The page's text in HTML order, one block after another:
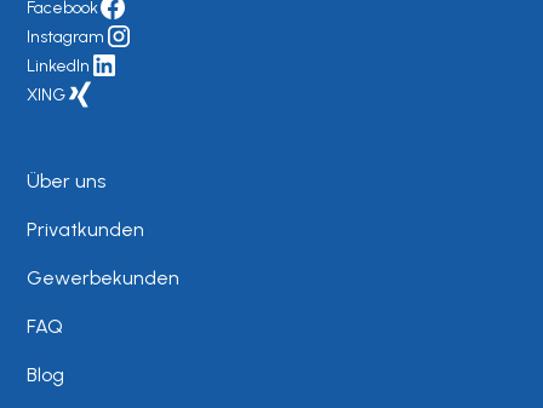
Facebook
Instagram
LinkedIn
XING
Über uns
Privatkunden
Gewerbekunden
FAQ
Blog